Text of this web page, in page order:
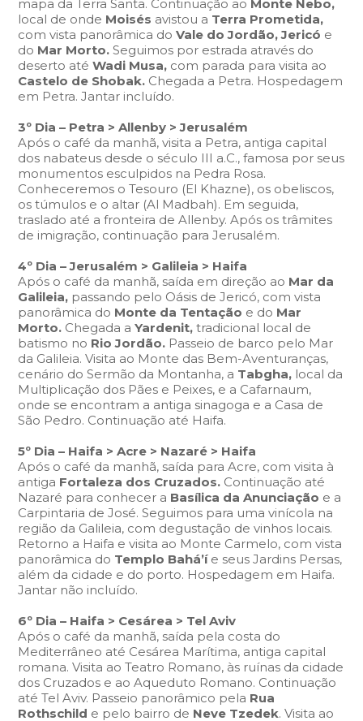
mapa da Terra Santa. Continuação ao Monte Nebo,
local de onde Moisés avistou a Terra Prometida,
com vista panorâmica doVale do Jordão, Jericó e
do Mar Morto.Seguimos por estrada através do
deserto até Wadi Musa, com parada para visita ao
Castelo de Shobak. Chegada a Petra. Hospedagem
em Petra. Jantar incluído.
3º Dia – Petra > Allenby > Jerusalém
Após o café da manhã, visita a Petra, antiga capital
dos nabateus desde o século III a.C., famosa por seus
monumentos esculpidos na Pedra Rosa.
Conheceremos o Tesouro (El Khazne), os obeliscos,
os túmulos e o altar (Al Madbah). Em seguida,
traslado até a fronteira de Allenby. Após os trâmites
de imigração, continuação para Jerusalém.
4º Dia – Jerusalém > Galileia > Haifa
Após o café da manhã, saída em direção ao Mar da
Galileia, passando pelo Oásis de Jericó, com vista
panorâmica do Monte da Tentação e do Mar
Morto. Chegada aYardenit, tradicional local de
batismo no Rio Jordão. Passeio de barco pelo Mar
da Galileia. Visita ao Monte das Bem-Aventuranças,
cenário do Sermão da Montanha, a Tabgha, local da
Multiplicação dos Pães e Peixes, e a Cafarnaum,
onde se encontram a antiga sinagoga e a Casa de
São Pedro. Continuação até Haifa.
5º Dia – Haifa > Acre > Nazaré > Haifa
Após o café da manhã, saída para Acre, com visita à
antiga Fortaleza dos Cruzados. Continuação até
Nazaré para conhecer a Basílica da Anunciação e a
Carpintaria de José. Seguimos para uma vinícola na
região da Galileia, com degustação de vinhos locais.
Retorno a Haifa e visita ao Monte Carmelo, com vista
panorâmica do Templo Bahá’íe seus Jardins Persas,
além da cidade e do porto. Hospedagem em Haifa.
Jantar não incluído.
6º Dia – Haifa > Cesárea > Tel Aviv
Após o café da manhã, saída pela costa do
Mediterrâneo até Cesárea Marítima, antiga capital
romana. Visita ao Teatro Romano, às ruínas da cidade
dos Cruzados e ao Aqueduto Romano. Continuação
até Tel Aviv. Passeio panorâmico pela Rua
Rothschild e pelo bairro de Neve Tzedek. Visita ao